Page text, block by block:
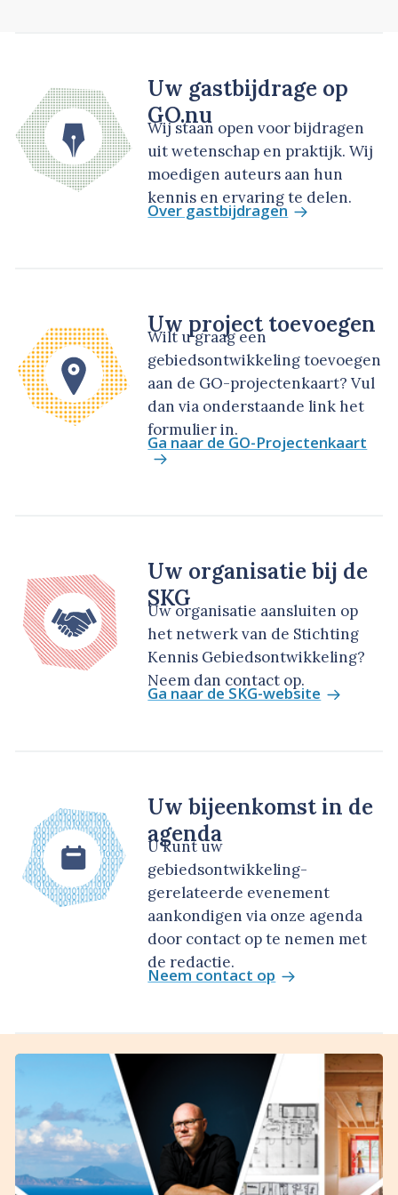
Uw gastbijdrage op
GO.nu
Wij staan open voor bijdragen
uit wetenschap en praktijk. Wij
moedigen auteurs aan hun
kennis en ervaring te delen.
Over gastbijdragen
Uw project toevoegen
Wilt u graag een
gebiedsontwikkeling toevoegen
aan de GO-projectenkaart? Vul
dan via onderstaande link het
formulier in.
Ga naar de GO-Projectenkaart
Uw organisatie bij de
SKG
Uw organisatie aansluiten op
het netwerk van de Stichting
Kennis Gebiedsontwikkeling?
Neem dan contact op.
Ga naar de SKG-website
Uw bijeenkomst in de
agenda
U kunt uw
gebiedsontwikkeling-
gerelateerde evenement
aankondigen via onze agenda
door contact op te nemen met
de redactie.
Neem contact op